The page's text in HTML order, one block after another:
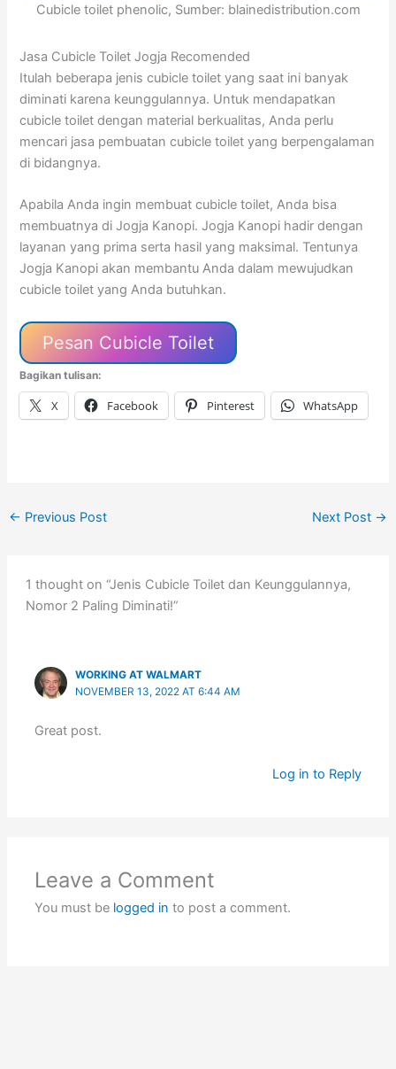
Cubicle toilet phenolic, Sumber: blainedistribution.com
Jasa Cubicle Toilet Jogja Recomended
Itulah beberapa jenis cubicle toilet yang saat ini banyak
diminati karena keunggulannya. Untuk mendapatkan
cubicle toilet dengan material berkualitas, Anda perlu
mencari jasa pembuatan cubicle toilet yang berpengalaman
di bidangnya.
Apabila Anda ingin membuat cubicle toilet, Anda bisa
membuatnya di Jogja Kanopi. Jogja Kanopi hadir dengan
layanan yang prima serta hasil yang maksimal. Tentunya
Jogja Kanopi akan membantu Anda dalam mewujudkan
cubicle toilet yang Anda butuhkan.
Pesan Cubicle Toilet
Bagikan tulisan:
X Facebook Pinterest WhatsApp
← Previous Post Next Post →
1 thought on “Jenis Cubicle Toilet dan Keunggulannya,
Nomor 2 Paling Diminati!”
WORKING AT WALMART
NOVEMBER 13, 2022 AT 6:44 AM
Great post.
Log in to Reply
Leave a Comment
You must be logged in to post a comment.